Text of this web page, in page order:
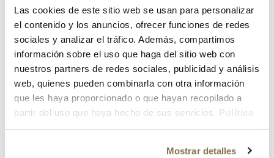
Las cookies de este sitio web se usan para personalizar
el contenido y los anuncios, ofrecer funciones de redes
sociales y analizar el tráfico. Además, compartimos
información sobre el uso que haga del sitio web con
nuestros partners de redes sociales, publicidad y análisis
web, quienes pueden combinarla con otra información
que les haya proporcionado o que hayan recopilado a
partir del uso que haya hecho de sus servicios. Política
Mostrar detalles
¿Has olvidado tu contraseña?